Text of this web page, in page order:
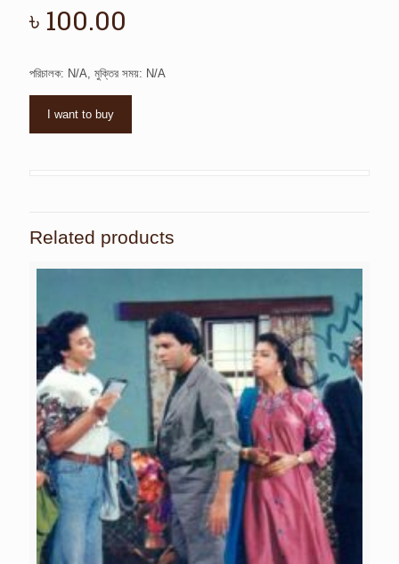
৳ 100.00
পরিচালক: N/A, মুক্তির সময়: N/A
I want to buy
Related products